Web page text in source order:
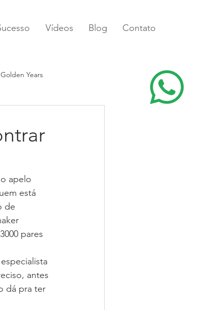
Vídeos Blog Contato
Golden Years
apelo
está
de
pares
antes
dá pra ter